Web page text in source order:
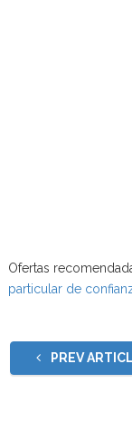
Ofertas
particular de
PREV